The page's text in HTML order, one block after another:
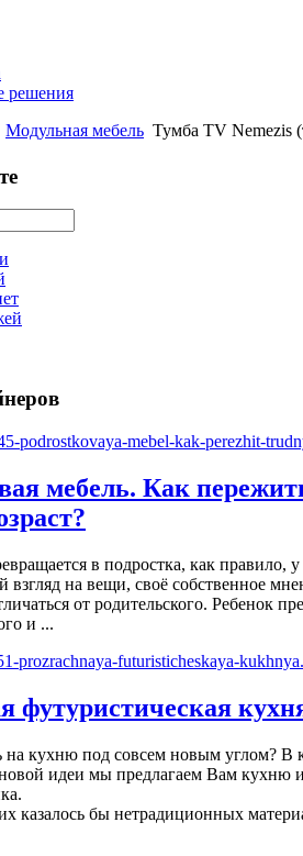
решения
Модульная мебель Тумба TV Nemezis
мебель. Как
в подростка, как правило, у
взгляд на вещи, своё собственное
от родительского. Ребенок
и ...
футуристическая
на кухню под совсем новым углом? В
идеи мы предлагаем Вам кухню
казалось бы нетрадиционных